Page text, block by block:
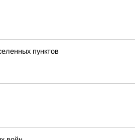
пунктов